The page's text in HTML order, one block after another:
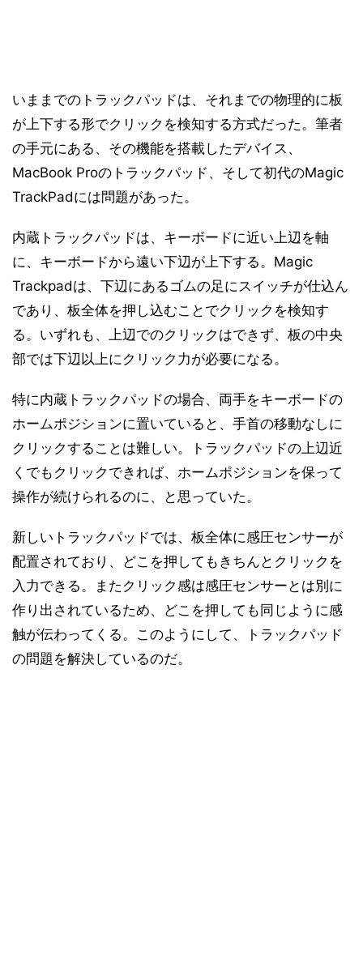
いままでのトラックパッドは、それまでの物理的に板
が上下する形でクリックを検知する方式だった。筆者
の手元にある、その機能を搭載したデバイス、
MacBook Proのトラックパッド、そして初代のMagic
TrackPadには問題があった。
内蔵トラックパッドは、キーボードに近い上辺を軸
に、キーボードから遠い下辺が上下する。Magic
Trackpadは、下辺にあるゴムの足にスイッチが仕込ん
であり、板全体を押し込むことでクリックを検知す
る。いずれも、上辺でのクリックはできず、板の中央
部では下辺以上にクリック力が必要になる。
特に内蔵トラックパッドの場合、両手をキーボードの
ホームポジションに置いていると、手首の移動なしに
クリックすることは難しい。トラックパッドの上辺近
くでもクリックできれば、ホームポジションを保って
操作が続けられるのに、と思っていた。
新しいトラックパッドでは、板全体に感圧センサーが
配置されており、どこを押してもきちんとクリックを
入力できる。またクリック感は感圧センサーとは別に
作り出されているため、どこを押しても同じように感
触が伝わってくる。このようにして、トラックパッド
の問題を解決しているのだ。